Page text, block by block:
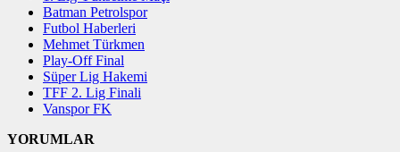
Batman Petrolspor
Futbol Haberleri
Mehmet Türkmen
Play-Off Final
Süper Lig Hakemi
TFF 2. Lig Finali
Vanspor FK
YORUMLAR